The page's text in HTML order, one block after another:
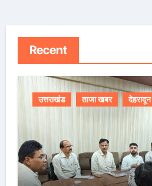
Recent
उत्तराखंड ताजा खबर देहरादून